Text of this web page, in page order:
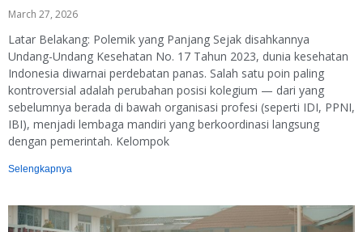
March 27, 2026
Latar Belakang: Polemik yang Panjang Sejak disahkannya
Undang-Undang Kesehatan No. 17 Tahun 2023, dunia kesehatan
Indonesia diwarnai perdebatan panas. Salah satu poin paling
kontroversial adalah perubahan posisi kolegium — dari yang
sebelumnya berada di bawah organisasi profesi (seperti IDI, PPNI,
IBI), menjadi lembaga mandiri yang berkoordinasi langsung
dengan pemerintah. Kelompok
Selengkapnya